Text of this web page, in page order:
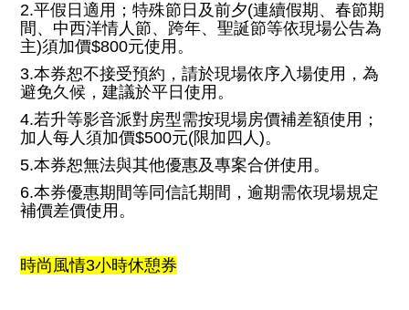
2.平假日適用；特殊節日及前夕(連續假期、春節期
間、中西洋情人節、跨年、聖誕節等依現場公告為
主)須加價$800元使用。
3.本券恕不接受預約，請於現場依序入場使用，為
避免久候，建議於平日使用。
4.若升等影音派對房型需按現場房價補差額使用；
加人每人須加價$500元(限加四人)。
5.本券恕無法與其他優惠及專案合併使用。
6.本券優惠期間等同信託期間，逾期需依現場規定
補價差價使用。
時尚風情3小時休憩券